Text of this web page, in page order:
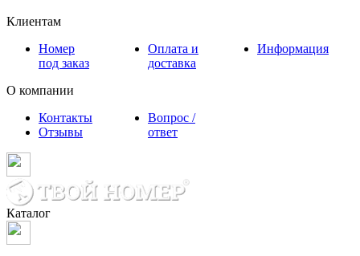
Клиентам
Номер
под заказ
Оплата и
доставка
Информация
О компании
Контакты
Отзывы
Вопрос /
ответ
Каталог